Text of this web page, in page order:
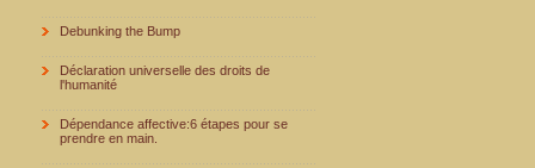
Debunking the Bump
Déclaration universelle des droits de
l'humanité
Dépendance affective:6 étapes pour se
prendre en main.